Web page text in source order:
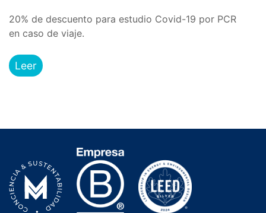
20% de descuento para estudio Covid-19 por PCR
en caso de viaje.
Leer